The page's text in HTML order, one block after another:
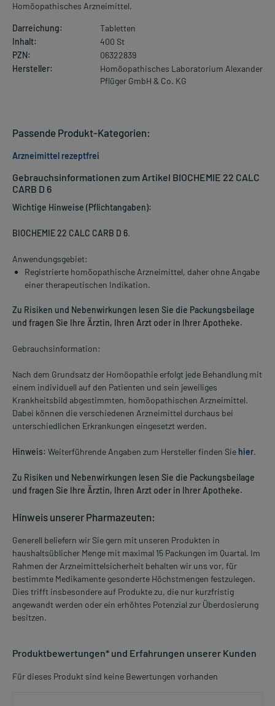
Homöopathisches Arzneimittel.
Darreichung:
Tabletten
Inhalt:
400 St
PZN:
06322839
Hersteller:
Homöopathisches Laboratorium Alexander
Pflüger GmbH & Co. KG
Gebrauchsinformationen zum Artikel BIOCHEMIE 22 CALC
CARB D 6
Wichtige Hinweise (Pflichtangaben):
BIOCHEMIE 22 CALC CARB D 6.
Anwendungsgebiet:
Registrierte homöopathische Arzneimittel, daher ohne Angabe
einer therapeutischen Indikation.
Zu Risiken und Nebenwirkungen lesen Sie die Packungsbeilage
und fragen Sie Ihre Ärztin, Ihren Arzt oder in Ihrer Apotheke.
Gebrauchsinformation:
Nach dem Grundsatz der Homöopathie erfolgt jede Behandlung mit
einem individuell auf den Patienten und sein jeweiliges
Krankheitsbild abgestimmten, homöopathischen Arzneimittel.
Dabei können die verschiedenen Arzneimittel durchaus bei
unterschiedlichen Erkrankungen eingesetzt werden.
Hinweis: Weiterführende Angaben zum Hersteller finden Sie hier.
Zu Risiken und Nebenwirkungen lesen Sie die Packungsbeilage
und fragen Sie Ihre Ärztin, Ihren Arzt oder in Ihrer Apotheke.
Hinweis unserer Pharmazeuten:
Generell beliefern wir Sie gern mit unseren Produkten in
haushaltsüblicher Menge mit maximal 15 Packungen im Quartal. Im
Rahmen der Arzneimittelsicherheit behalten wir uns vor, für
bestimmte Medikamente gesonderte Höchstmengen festzulegen.
Dies trifft insbesondere auf Produkte zu, die nur kurzfristig
angewandt werden oder ein erhöhtes Potenzial zur Überdosierung
besitzen.
Produktbewertungen* und Erfahrungen unserer Kunden
Für dieses Produkt sind keine Bewertungen vorhanden
Passende Produkt-Kategorien:
Arzneimittel rezeptfrei